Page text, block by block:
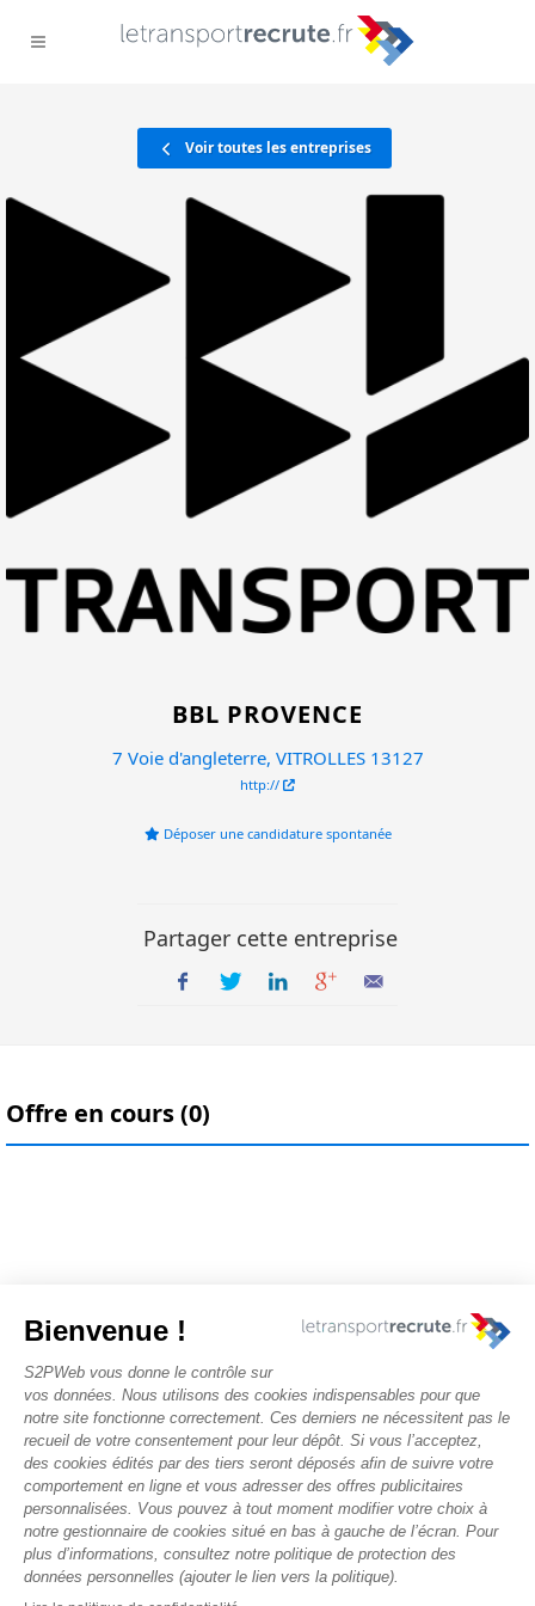
Voir toutes les entreprises
BBL PROVENCE
7 Voie d'angleterre, VITROLLES 13127
http://
Déposer une candidature spontanée
Partager cette entreprise
Offre en cours (0)
Nous contacter
Rechercher des offres
Faîtes-vous chasser ! Déposez votre CV
Actualités et évènements
Conditions générales d'utilisation